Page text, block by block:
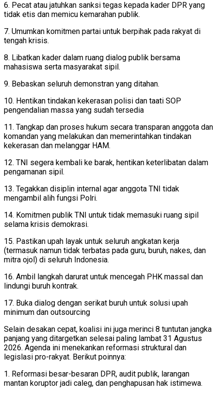
6. Pecat atau jatuhkan sanksi tegas kepada kader DPR yang
tidak etis dan memicu kemarahan publik.
7. Umumkan komitmen partai untuk berpihak pada rakyat di
tengah krisis.
8. Libatkan kader dalam ruang dialog publik bersama
mahasiswa serta masyarakat sipil.
9. Bebaskan seluruh demonstran yang ditahan.
10. Hentikan tindakan kekerasan polisi dan taati SOP
pengendalian massa yang sudah tersedia
11. Tangkap dan proses hukum secara transparan anggota dan
komandan yang melakukan dan memerintahkan tindakan
kekerasan dan melanggar HAM.
12. TNI segera kembali ke barak, hentikan keterlibatan dalam
pengamanan sipil.
13. Tegakkan disiplin internal agar anggota TNI tidak
mengambil alih fungsi Polri.
14. Komitmen publik TNI untuk tidak memasuki ruang sipil
selama krisis demokrasi.
15. Pastikan upah layak untuk seluruh angkatan kerja
(termasuk namun tidak terbatas pada guru, buruh, nakes, dan
mitra ojol) di seluruh Indonesia.
16. Ambil langkah darurat untuk mencegah PHK massal dan
lindungi buruh kontrak.
17. Buka dialog dengan serikat buruh untuk solusi upah
minimum dan outsourcing
Selain desakan cepat, koalisi ini juga merinci 8 tuntutan jangka
panjang yang ditargetkan selesai paling lambat 31 Agustus
2026. Agenda ini menekankan reformasi struktural dan
legislasi pro-rakyat. Berikut poinnya:
1. Reformasi besar-besaran DPR, audit publik, larangan
mantan koruptor jadi caleg, dan penghapusan hak istimewa.